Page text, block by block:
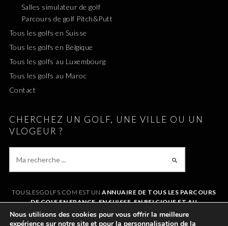
Salles simulateur de golf
Parcours de golf Pitch&Putt
Tous les golfs en Suisse
Tous les golfs en Belgique
Tous les golfs au Luxembourg
Tous les golfs au Maroc
Contact
CHERCHEZ UN GOLF, UNE VILLE OU UN
VLOGEUR ?
TOUSLESGOLFS.COM EST UNANNUAIRE DE TOUS LES PARCOURS
DE GOLF EN FRANCE, EN SUISSE, EN BELGIQUE ET AU
LUXEMBOURG
. IL VOUS PERMET DE TROUVER UN GOLF AUTOUR DE
CHEZVOUS OU LORS DE VOS VACANCES. LE SITE RÉFÉRENCE
Nous utilisons des cookies pour vous offrir la meilleure
expérience sur notre site et pour la personnalisation de la